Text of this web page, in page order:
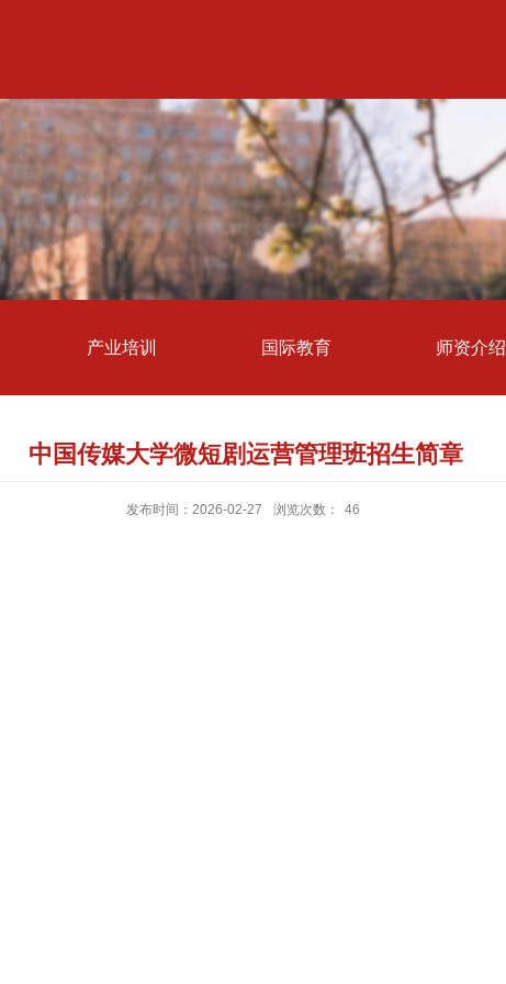
产业培训 国际教育 师资介绍
中国传媒大学微短剧运营管理班招生简章
发布时间：2026-02-27 浏览次数： 46